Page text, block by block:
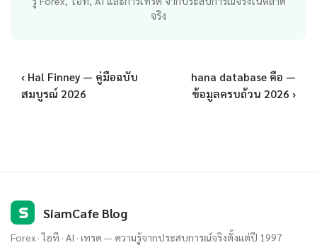
จริง
‹ Hal Finney — คู่มือฉบับ
สมบูรณ์ 2026
hana database คือ —
ข้อมูลครบถ้วน 2026 ›
S SiamCafe Blog
Forex · ไอที · AI · เทรด — ความรู้จากประสบการณ์จริงตั้งแต่ปี 1997